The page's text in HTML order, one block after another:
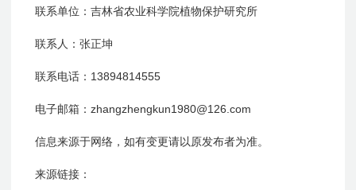
联系单位：吉林省农业科学院植物保护研究所
联系人：张正坤
联系电话： 13894814555
电子邮箱：zhangzhengkun1980@126.com
信息来源于网络，如有变更请以原发布者为准。
来源链接：